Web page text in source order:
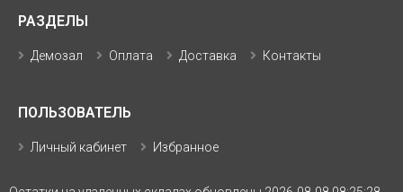
РАЗДЕЛЫ
Демозал Оплата Доставка Контакты
ПОЛЬЗОВАТЕЛЬ
Личный кабинет Избранное